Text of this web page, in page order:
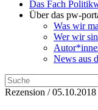
Das Fach
Über das pw-
Was wir
Wer wir
News aus
Rezension / 05.10.2018